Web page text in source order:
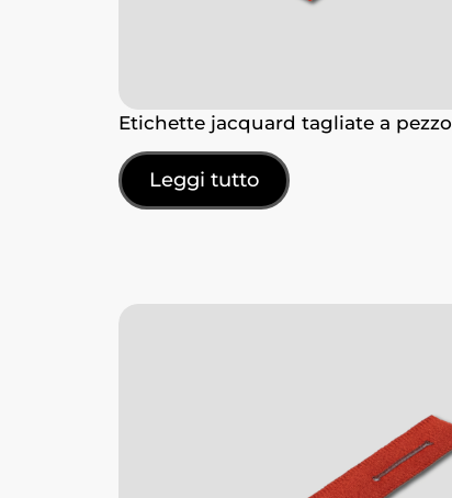
Etichette jacquard tagliate a pezzo
Leggi tutto